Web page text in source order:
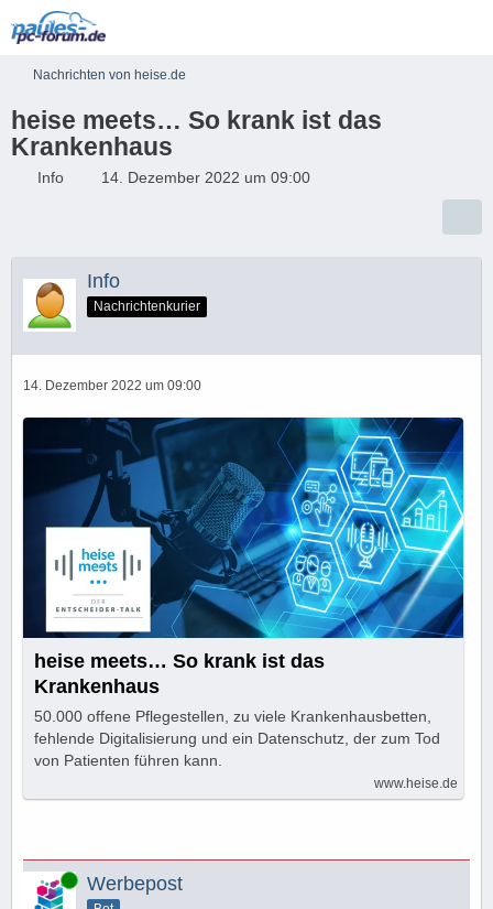
Nachrichten von heise.de
heise meets… So krank ist das
Krankenhaus
Info 14. Dezember 2022 um 09:00
Info
Nachrichtenkurier
14. Dezember 2022 um 09:00
heise meets… So krank ist das
Krankenhaus
50.000 offene Pflegestellen, zu viele Krankenhausbetten,
fehlende Digitalisierung und ein Datenschutz, der zum Tod
von Patienten führen kann.
www.heise.de
Online Werbepost